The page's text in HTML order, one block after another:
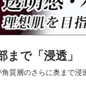
で「浸透」
質層のさらに奥まで浸